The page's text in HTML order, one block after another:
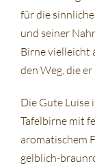
für die
und seiner
Birne vielleicht
den Weg, die
Die Gute Luise
Tafelbirne mit
aromatischem
gelblich-